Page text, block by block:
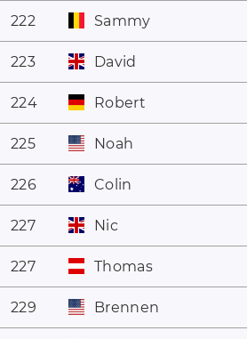
222 Sammy
223 David
224 Robert
225 Noah
226 Colin
227 Nic
227 Thomas
229 Brennen